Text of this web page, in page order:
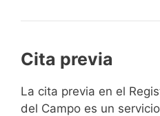
Cita previa
​​​​​​​​​​​​​​​​​​​​​​​​​​​​La cita previa en el
del Campo es un